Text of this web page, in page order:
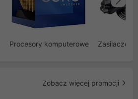
Procesory komputerowe Zasilacze
Zobacz więcej promocji